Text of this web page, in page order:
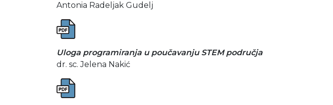
Antonia Radeljak Gudelj
Uloga programiranja u poučavanju STEM područja
dr. sc. Jelena Nakić